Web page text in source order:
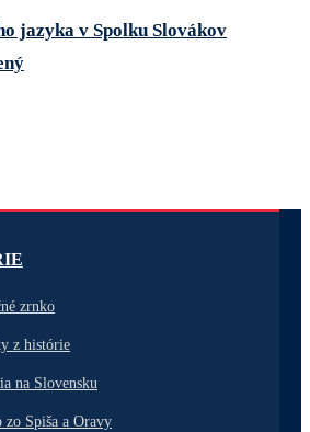
jazyka v Spolku Slovákov
zrnko
z histórie
na Slovensku
zo Spiša a Oravy